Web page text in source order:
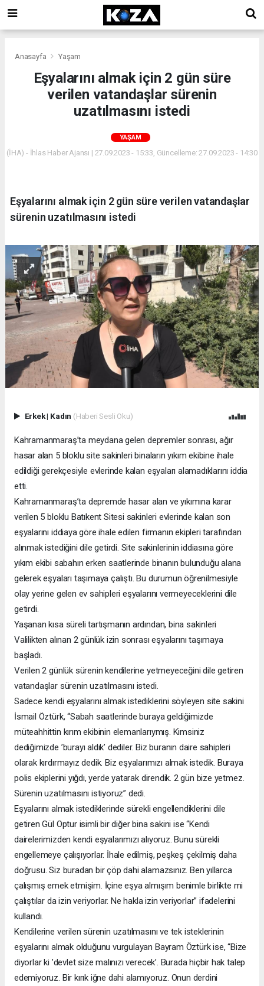
Anasayfa Yaşam
Eşyalarını almak için 2 gün süre
verilen vatandaşlar sürenin
uzatılmasını istedi
YAŞAM
(İHA) - İhlas Haber Ajansı | 27.09.2023 - 15:33, Güncelleme: 27.09.2023 - 14:30
Eşyalarını almak için 2 gün süre verilen vatandaşlar
sürenin uzatılmasını istedi
Erkek| Kadın (Haberi Sesli Oku)
Kahramanmaraş’ta meydana gelen depremler sonrası, ağır
hasar alan 5 bloklu site sakinleri binaların yıkım ekibine ihale
edildiği gerekçesiyle evlerinde kalan eşyaları alamadıklarını iddia
etti.
Kahramanmaraş’ta depremde hasar alan ve yıkımına karar
verilen 5 bloklu Batıkent Sitesi sakinleri evlerinde kalan son
eşyalarını iddiaya göre ihale edilen firmanın ekipleri tarafından
alınmak istediğini dile getirdi. Site sakinlerinin iddiasına göre
yıkım ekibi sabahın erken saatlerinde binanın bulunduğu alana
gelerek eşyaları taşımaya çalıştı. Bu durumun öğrenilmesiyle
olay yerine gelen ev sahipleri eşyalarını vermeyeceklerini dile
getirdi.
Yaşanan kısa süreli tartışmanın ardından, bina sakinleri
Valilikten alınan 2 günlük izin sonrası eşyalarını taşımaya
başladı.
Verilen 2 günlük sürenin kendilerine yetmeyeceğini dile getiren
vatandaşlar sürenin uzatılmasını istedi.
Sadece kendi eşyalarını almak istediklerini söyleyen site sakini
İsmail Öztürk, “Sabah saatlerinde buraya geldiğimizde
müteahhittin kırım ekibinin elemanlarıymış. Kimsiniz
dediğimizde ’burayı aldık’ dediler. Biz buranın daire sahipleri
olarak kırdırmayız dedik. Biz eşyalarımızı almak istedik. Buraya
polis ekiplerini yığdı, yerde yatarak direndik. 2 gün bize yetmez.
Sürenin uzatılmasını istiyoruz” dedi.
Eşyalarını almak istediklerinde sürekli engellendiklerini dile
getiren Gül Optur isimli bir diğer bina sakini ise “Kendi
dairelerimizden kendi eşyalarımızı alıyoruz. Bunu sürekli
engellemeye çalışıyorlar. İhale edilmiş, peşkeş çekilmiş daha
doğrusu. Siz buradan bir çöp dahi alamazsınız. Ben yıllarca
çalışmış emek etmişim. İçine eşya almışım benimle birlikte mi
çalıştılar da izin veriyorlar. Ne hakla izin veriyorlar” ifadelerini
kullandı.
Kendilerine verilen sürenin uzatılmasını ve tek isteklerinin
eşyalarını almak olduğunu vurgulayan Bayram Öztürk ise, “Bize
diyorlar ki ’devlet size malınızı verecek’. Burada hiçbir hak talep
edemiyoruz. Bir kırık iğne dahi alamıyoruz. Onun derdini